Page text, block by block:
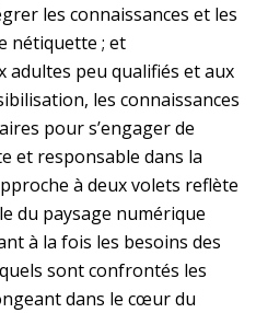
les connaissances et les
nétiquette ; et
adultes peu qualifiés et aux
les connaissances
pour s’engager de
et responsable dans la
à deux volets reflète
du paysage numérique
à la fois les besoins des
sont confrontés les
dans le cœur du